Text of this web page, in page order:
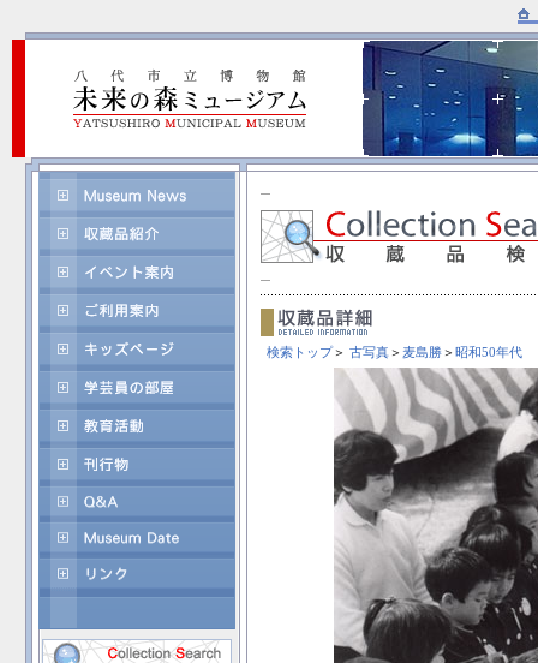
検索トップ＞ 古写真＞ 麦島勝＞ 昭和50年代